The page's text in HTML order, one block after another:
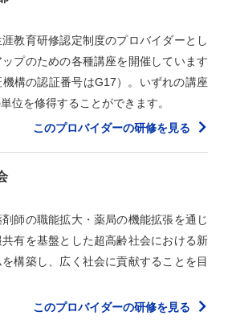
教育研修認定制度のプロバイダーとし
プのための各種講座を開催しています
機構の認証番号はG17）。いずれの講座
位を修得することができます。
このプロバイダーの研修を見る
師の職能拡大・薬局の機能拡張を通じ
有を基盤とした超高齢社会における新
構築し、広く社会に貢献することを目
このプロバイダーの研修を見る